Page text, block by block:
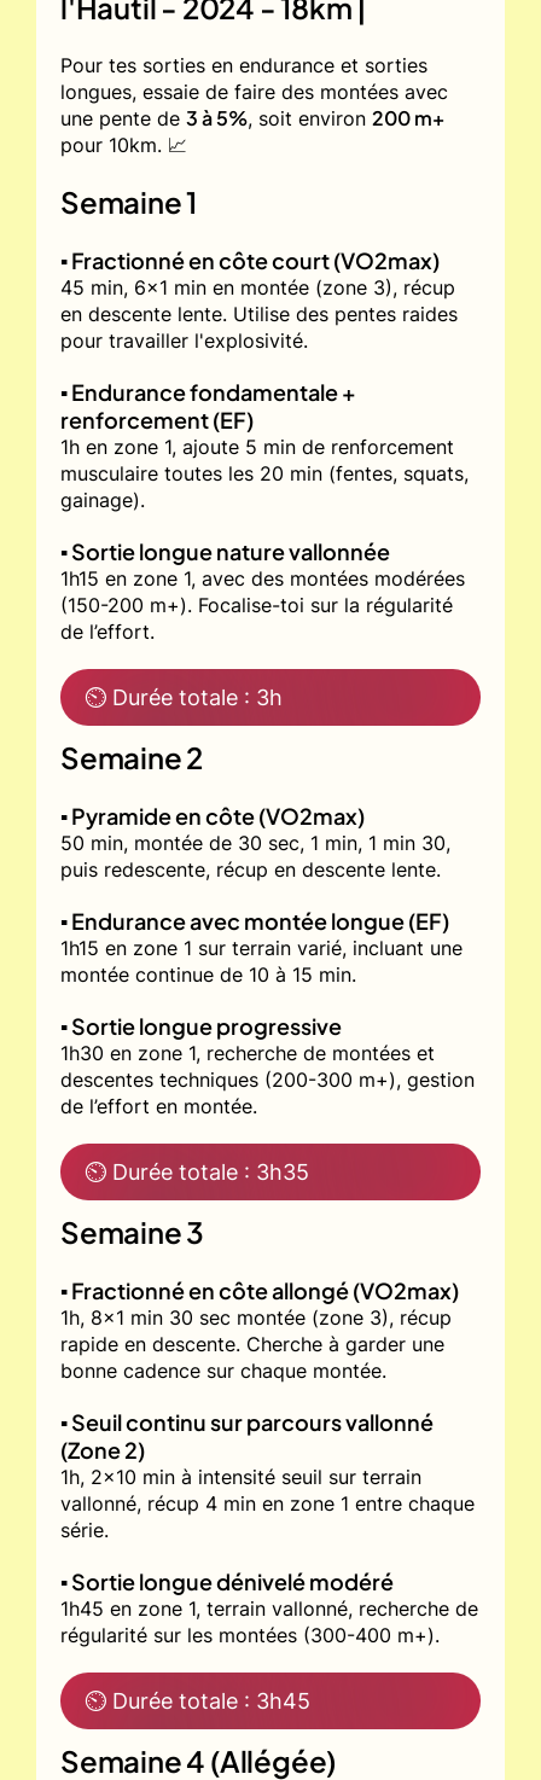
Pour tes sorties en endurance et sorties
longues, essaie de faire des montées avec
une pente de 3 à 5%, soit environ 200 m+
pour 10km. 📈
Semaine 1
▪️ Fractionné en côte court (VO2max)
45 min, 6x1 min en montée (zone 3), récup
en descente lente. Utilise des pentes raides
pour travailler l'explosivité.
▪️ Endurance fondamentale +
renforcement (EF)
1h en zone 1, ajoute 5 min de renforcement
musculaire toutes les 20 min (fentes, squats,
gainage).
▪️ Sortie longue nature vallonnée
1h15 en zone 1, avec des montées modérées
(150-200 m+). Focalise-toi sur la régularité
de l’effort.
⏲ Durée totale : 3h
Semaine 2
▪️ Pyramide en côte (VO2max)
50 min, montée de 30 sec, 1 min, 1 min 30,
puis redescente, récup en descente lente.
▪️ Endurance avec montée longue (EF)
1h15 en zone 1 sur terrain varié, incluant une
montée continue de 10 à 15 min.
▪️ Sortie longue progressive
1h30 en zone 1, recherche de montées et
descentes techniques (200-300 m+), gestion
de l’effort en montée.
⏲ Durée totale : 3h35
Semaine 3
▪️ Fractionné en côte allongé (VO2max)
1h, 8x1 min 30 sec montée (zone 3), récup
rapide en descente. Cherche à garder une
bonne cadence sur chaque montée.
▪️ Seuil continu sur parcours vallonné
(Zone 2)
1h, 2x10 min à intensité seuil sur terrain
vallonné, récup 4 min en zone 1 entre chaque
série.
▪️ Sortie longue dénivelé modéré
1h45 en zone 1, terrain vallonné, recherche de
régularité sur les montées (300-400 m+).
⏲ Durée totale : 3h45
Semaine 4 (Allégée)